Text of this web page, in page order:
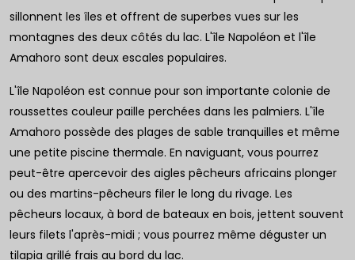
sillonnent les îles et offrent de superbes vues sur les
montagnes des deux côtés du lac. L'île Napoléon et l'île
Amahoro sont deux escales populaires.
L'île Napoléon est connue pour son importante colonie de
roussettes couleur paille perchées dans les palmiers. L'île
Amahoro possède des plages de sable tranquilles et même
une petite piscine thermale. En naviguant, vous pourrez
peut-être apercevoir des aigles pêcheurs africains plonger
ou des martins-pêcheurs filer le long du rivage. Les
pêcheurs locaux, à bord de bateaux en bois, jettent souvent
leurs filets l'après-midi ; vous pourrez même déguster un
tilapia grillé frais au bord du lac.